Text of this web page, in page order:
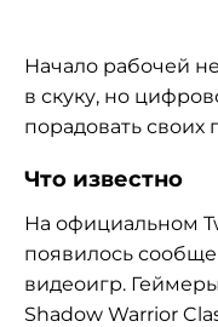
Начало рабочей
в скуку, но
порадовать своих
Что известно
На официальном
появилось
видеоигр.
Shadow Warrior